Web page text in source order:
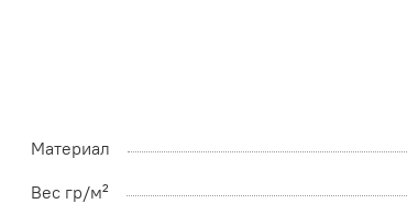
Материал
Вес гр/м²